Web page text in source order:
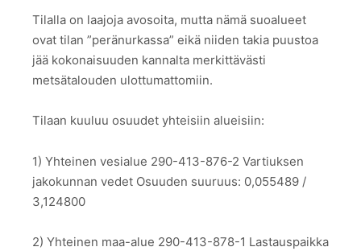
Tilalla on laajoja avosoita, mutta nämä suoalueet
ovat tilan ”peränurkassa” eikä niiden takia puustoa
jää kokonaisuuden kannalta merkittävästi
metsätalouden ulottumattomiin.
Tilaan kuuluu osuudet yhteisiin alueisiin:
1) Yhteinen vesialue 290-413-876-2 Vartiuksen
jakokunnan vedet Osuuden suuruus: 0,055489 /
3,124800
2) Yhteinen maa-alue 290-413-878-1 Lastauspaikka